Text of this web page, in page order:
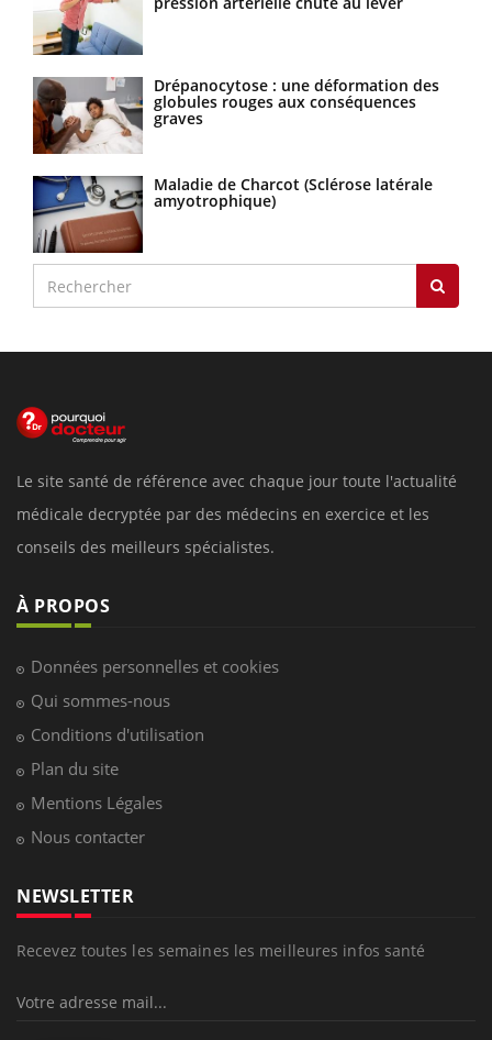
Drépanocytose : une déformation des
globules rouges aux conséquences
graves
Maladie de Charcot (Sclérose latérale
amyotrophique)
Le site santé de référence avec chaque jour toute l'actualité
médicale decryptée par des médecins en exercice et les
conseils des meilleurs spécialistes.
À PROPOS
Données personnelles et cookies
Qui sommes-nous
Conditions d'utilisation
Plan du site
Mentions Légales
Nous contacter
NEWSLETTER
Recevez toutes les semaines les meilleures infos santé